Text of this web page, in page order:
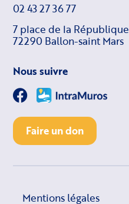
02 43 27 36 77
7 place de la République
72290 Ballon-saint Mars
Nous suivre
Faire un don
Mentions légales